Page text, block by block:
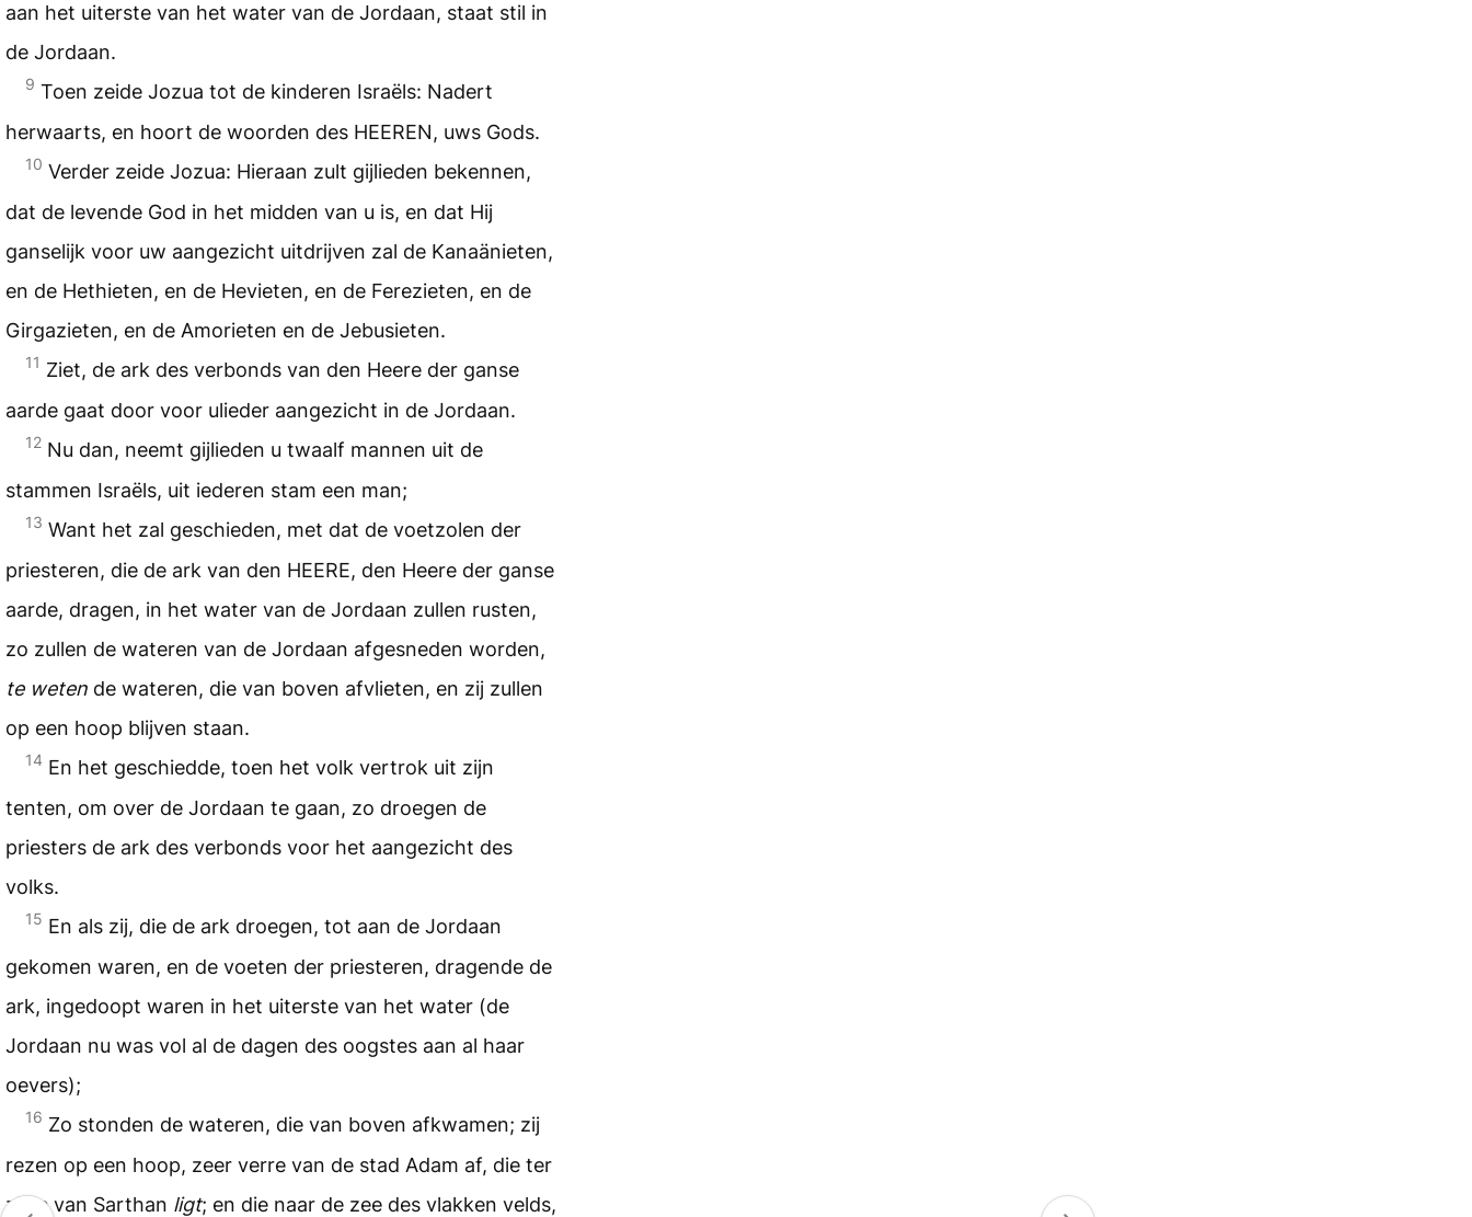
aan het uiterste van het water van de Jordaan, staat stil in
de Jordaan.
9 Toen zeide Jozua tot de kinderen Israëls: Nadert
herwaarts, en hoort de woorden des HEEREN, uws Gods.
10 Verder zeide Jozua: Hieraan zult gijlieden bekennen,
dat de levende God in het midden van u is, en dat Hij
ganselijk voor uw aangezicht uitdrijven zal de Kanaänieten,
en de Hethieten, en de Hevieten, en de Ferezieten, en de
Girgazieten, en de Amorieten en de Jebusieten.
11 Ziet, de ark des verbonds van den Heere der ganse
aarde gaat door voor ulieder aangezicht in de Jordaan.
12 Nu dan, neemt gijlieden u twaalf mannen uit de
stammen Israëls, uit iederen stam een man;
13 Want het zal geschieden, met dat de voetzolen der
priesteren, die de ark van den HEERE, den Heere der ganse
aarde, dragen, in het water van de Jordaan zullen rusten,
zo zullen de wateren van de Jordaan afgesneden worden,
te weten de wateren, die van boven afvlieten, en zij zullen
op een hoop blijven staan.
14 En het geschiedde, toen het volk vertrok uit zijn
tenten, om over de Jordaan te gaan, zo droegen de
priesters de ark des verbonds voor het aangezicht des
volks.
15 En als zij, die de ark droegen, tot aan de Jordaan
gekomen waren, en de voeten der priesteren, dragende de
ark, ingedoopt waren in het uiterste van het water (de
Jordaan nu was vol al de dagen des oogstes aan al haar
oevers);
16 Zo stonden de wateren, die van boven afkwamen; zij
rezen op een hoop, zeer verre van de stad Adam af, die ter
zijde van Sarthan ligt; en die naar de zee des vlakken velds,